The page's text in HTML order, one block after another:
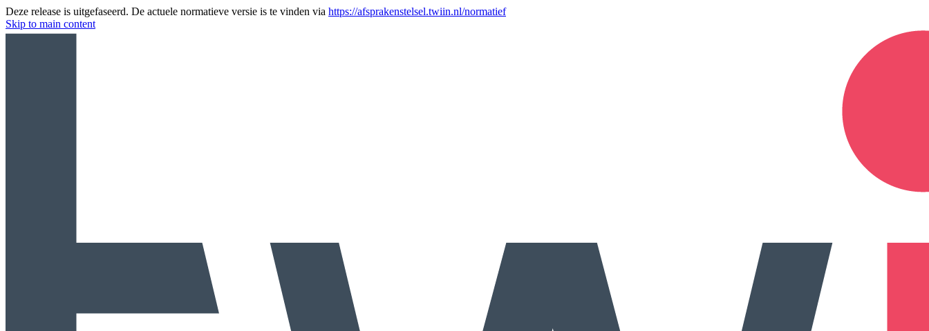
Deze release is uitgefaseerd. De actuele normatieve versie is te vinden via https://afsprakenstelsel.twiin.nl/normatief
Skip to main content